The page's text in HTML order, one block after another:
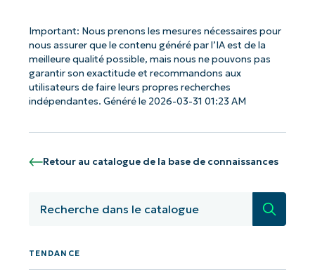
Important: Nous prenons les mesures nécessaires pour
nous assurer que le contenu généré par l’IA est de la
meilleure qualité possible, mais nous ne pouvons pas
garantir son exactitude et recommandons aux
utilisateurs de faire leurs propres recherches
indépendantes. Généré le 2026-03-31 01:23 AM
Retour au catalogue de la base de connaissances
TENDANCE